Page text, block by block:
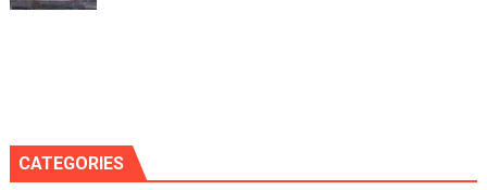
CATEGORIES